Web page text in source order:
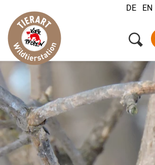
DE EN
Menü
Ihr Besuch
Tiere & Tierschutz
Jobs
FAQ
Wildtiernotfall?